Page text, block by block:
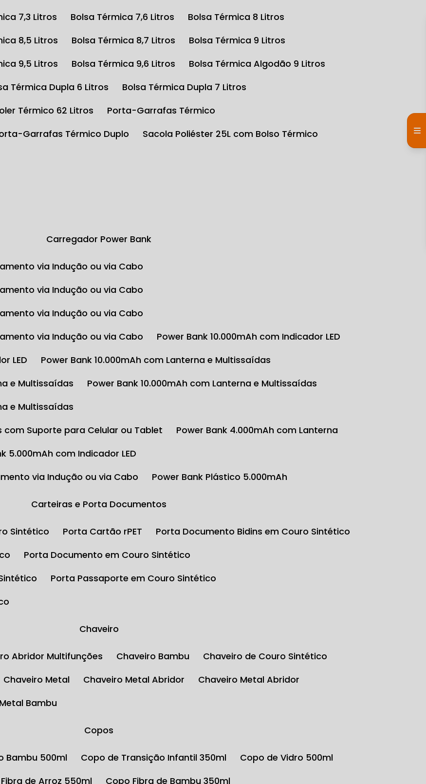
7,3 Litros Bolsa Térmica 7,6 Litros
Bolsa Térmica 8 Litros
8,5 Litros Bolsa Térmica 8,7 Litros
Bolsa Térmica 9 Litros
9,5 Litros Bolsa Térmica 9,6 Litros
Bolsa Térmica Algodão 9 Litros
Térmica Dupla 6 Litros
Bolsa Térmica Dupla 7 Litros
Térmico 62 Litros
Porta-Garrafas Térmico
Garrafas Térmico Duplo
Sacola Poliéster 25L com Bolso Térmico
Carregador Power Bank
via Indução ou via Cabo
via Indução ou via Cabo
via Indução ou via Cabo
via Indução ou via Cabo
Power Bank 10.000mAh com Indicador LED
LED
Power Bank 10.000mAh com Lanterna e Multissaídas
e Multissaídas
Power Bank 10.000mAh com Lanterna e Multissaídas
e Multissaídas
com Suporte para Celular ou Tablet
Power Bank 4.000mAh com Lanterna
5.000mAh com Indicador LED
via Indução ou via Cabo
Power Bank Plástico 5.000mAh
Carteiras e Porta Documentos
Sintético Porta Cartão rPET
Porta Documento Bidins em Couro Sintético
Porta Documento em Couro Sintético
Porta Passaporte em Couro Sintético
Chaveiro
Abridor Multifunções Chaveiro Bambu
Chaveiro de Couro Sintético
Chaveiro Metal Chaveiro Metal Abridor
Chaveiro Metal Abridor
Metal Bambu
Copos
Bambu 500ml Copo de Transição Infantil 350ml
Copo de Vidro 500ml
Fibra de Arroz 550ml Copo Fibra de Bambu 350ml